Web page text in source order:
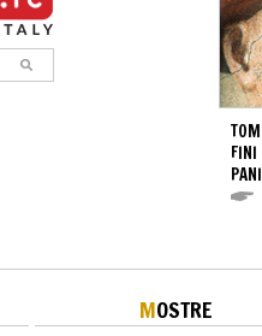
FINI
MOSTRE